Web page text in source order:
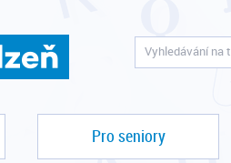
Pro seniory